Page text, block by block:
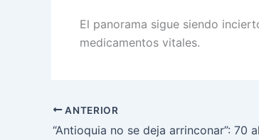
El panorama sigue siendo
medicamentos vitales.
ANTERIOR